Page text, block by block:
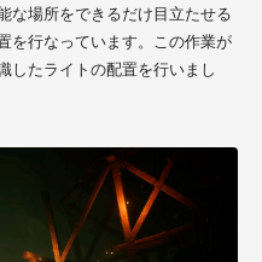
な場所をできるだけ目立たせる
を行なっています。この作業が
したライトの配置を行いまし